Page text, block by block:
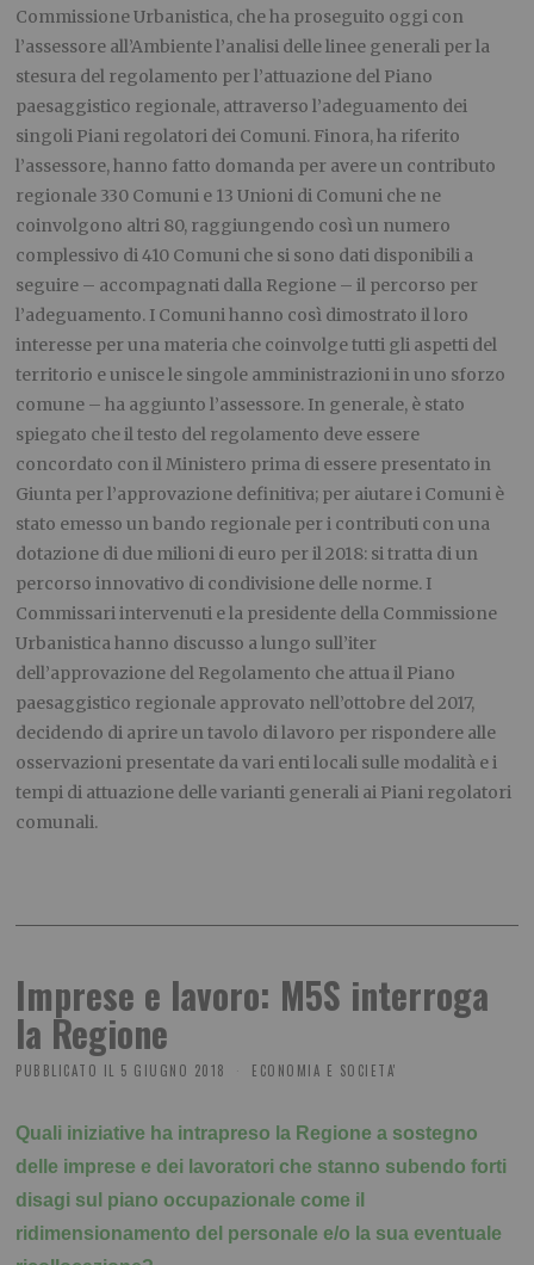
Commissione Urbanistica, che ha proseguito oggi con
l’assessore all’Ambiente l’analisi delle linee generali per la
stesura del regolamento per l’attuazione del Piano
paesaggistico regionale, attraverso l’adeguamento dei
singoli Piani regolatori dei Comuni. Finora, ha riferito
l’assessore, hanno fatto domanda per avere un contributo
regionale 330 Comuni e 13 Unioni di Comuni che ne
coinvolgono altri 80, raggiungendo così un numero
complessivo di 410 Comuni che si sono dati disponibili a
seguire – accompagnati dalla Regione – il percorso per
l’adeguamento. I Comuni hanno così dimostrato il loro
interesse per una materia che coinvolge tutti gli aspetti del
territorio e unisce le singole amministrazioni in uno sforzo
comune – ha aggiunto l’assessore. In generale, è stato
spiegato che il testo del regolamento deve essere
concordato con il Ministero prima di essere presentato in
Giunta per l’approvazione definitiva; per aiutare i Comuni è
stato emesso un bando regionale per i contributi con una
dotazione di due milioni di euro per il 2018: si tratta di un
percorso innovativo di condivisione delle norme. I
Commissari intervenuti e la presidente della Commissione
Urbanistica hanno discusso a lungo sull’iter
dell’approvazione del Regolamento che attua il Piano
paesaggistico regionale approvato nell’ottobre del 2017,
decidendo di aprire un tavolo di lavoro per rispondere alle
osservazioni presentate da vari enti locali sulle modalità e i
tempi di attuazione delle varianti generali ai Piani regolatori
comunali.
Imprese e lavoro: M5S interroga
la Regione
PUBBLICATO IL 5 GIUGNO 2018 ECONOMIA E SOCIETA'
Quali iniziative ha intrapreso la Regione a sostegno
delle imprese e dei lavoratori che stanno subendo forti
disagi sul piano occupazionale come il
ridimensionamento del personale e/o la sua eventuale